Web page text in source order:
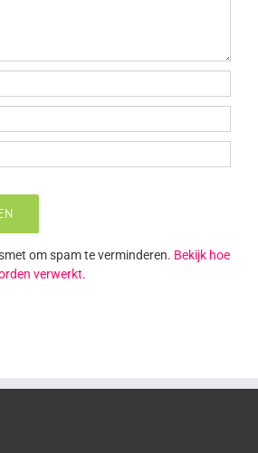
om spam te verminderen. Bekijk hoe
verwerkt.